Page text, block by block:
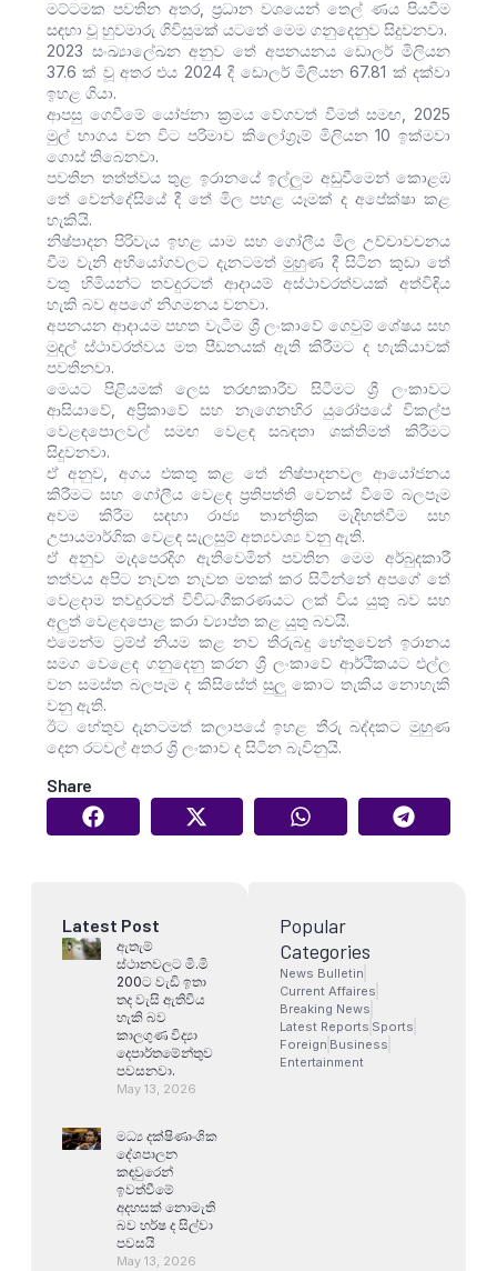
මට්ටමක පවතින අතර, ප්‍රධාන වශයෙන් තෙල් ණය පියවීම
සඳහා වූ හුවමාරු ගිවිසුමක් යටතේ මෙම ගනුදෙනුව සිදුවනවා.
2023 සංඛ්‍යාලේඛන අනුව තේ අපනයනය ඩොලර් මිලියන
37.6 ක් වූ අතර එය 2024 දී ඩොලර් මිලියන 67.81 ක් දක්වා
ඉහළ ගියා.
ආපසු ගෙවීමේ යෝජනා ක්‍රමය වේගවත් වීමත් සමඟ, 2025
මුල් භාගය වන විට පරිමාව කිලෝග්‍රෑම් මිලියන 10 ඉක්මවා
ගොස් තිබෙනවා.
පවතින තත්ත්වය තුළ ඉරානයේ ඉල්ලුම අඩුවීමෙන් කොළඹ
තේ වෙන්දේසියේ දී තේ මිල පහළ යෑමක් ද අපේක්ෂා කළ
හැකියි.
නිෂ්පාදන පිරිවැය ඉහළ යාම සහ ගෝලීය මිල උච්චාවචනය
වීම වැනි අභියෝගවලට දැනටමත් මුහුණ දී සිටින කුඩා තේ
වතු හිමියන්ට තවදුරටත් ආදායම් අස්ථාවරත්වයක් අත්විඳිය
හැකි බව අපගේ නිගමනය වනවා.
අපනයන ආදායම පහත වැටීම ශ්‍රී ලංකාවේ ගෙවුම් ශේෂය සහ
මුදල් ස්ථාවරත්වය මත පීඩනයක් ඇති කිරීමට ද හැකියාවක්
පවතිනවා.
මෙයට පිළියමක් ලෙස තරඟකාරීව සිටීමට ශ්‍රී ලංකාවට
ආසියාවේ, අප්‍රිකාවේ සහ නැගෙනහිර යුරෝපයේ විකල්ප
වෙළඳපොලවල් සමඟ වෙළඳ සබඳතා ශක්තිමත් කිරීමට
සිදුවනවා.
ඒ අනුව, අගය එකතු කළ තේ නිෂ්පාදනවල ආයෝජනය
කිරීමට සහ ගෝලීය වෙළඳ ප්‍රතිපත්ති වෙනස් වීමේ බලපෑම
අවම කිරීම සඳහා රාජ්‍ය තාන්ත්‍රික මැදිහත්වීම සහ
උපායමාර්ගික වෙළඳ සැලසුම් අත්‍යවශ්‍ය වනු ඇති.
ඒ අනුව මැදපෙරදිග ඇතිවෙමින් පවතින මෙම අර්බුදකාරී
තත්වය අපිට නැවත නැවත මතක් කර සිටින්නේ අපගේ තේ
වෙළදාම තවදුරටත් විවිධංගීකරණයට ලක් විය යුතු බව සහ
අලුත් වෙළදපොළ කරා ව්‍යාප්ත කළ යුතු බවයි.
එමෙන්ම ට්‍රම්ප් නියම කළ නව තීරුබදු හේතුවෙන් ඉරානය
සමග වෙළෙඳ ගනුදෙනු කරන ශ්‍රී ලංකාවේ ආර්ථිකයට එල්ල
වන සමස්ත බලපෑම ද කිසිසේත් සුලු කොට තැකිය නොහැකි
වනු ඇති.
ඊට හේතුව දැනටමත් කලාපයේ ඉහළ තීරු බද්දකට මුහුණ
දෙන රටවල් අතර ශ්‍රි ලංකාව ද සිටින බැවිනුයි.
Share
Latest Post
ඇතැම්
ස්ථානවලට මි.මි
200ට වැඩි ඉතා
තද වැසි ඇතිවිය
හැකි බව
කාලගුණ විද්‍යා
දෙපාර්තමේන්තුව
පවසනවා.
May 13, 2026
මධ්‍ය දක්ෂිණාංශික
දේශපාලන
කඳවුරෙන්
ඉවත්වීමේ
අදහසක් නොමැති
බව හර්ෂ ද සිල්වා
පවසයි
May 13, 2026
Popular
Categories
News Bulletin
Current Affaires
Breaking News
Latest Reports Sports
Foreign Business
Entertainment